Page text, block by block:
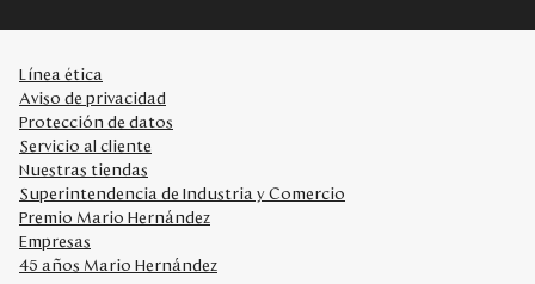
Línea ética
Aviso de privacidad
Protección de datos
Servicio al cliente
Nuestras tiendas
Superintendencia de Industria y Comercio
Premio Mario Hernández
Empresas
45 años Mario Hernández